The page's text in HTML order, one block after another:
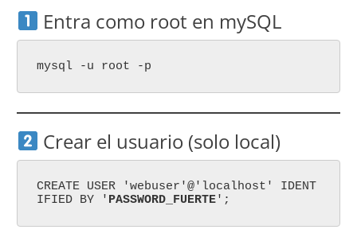
Entra como root en mySQL
mysql -u root -p
Crear el usuario (solo local)
CREATE USER 'webuser'@'localhost' IDENT
IFIED BY ' PASSWORD_FUERTE';